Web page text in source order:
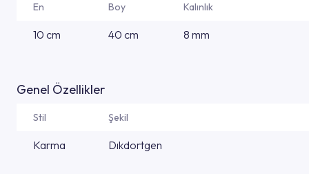
En Boy Kalınlık
10 cm 40 cm 8 mm
Genel Özellikler
Stil Şekil
Karma Dıkdortgen